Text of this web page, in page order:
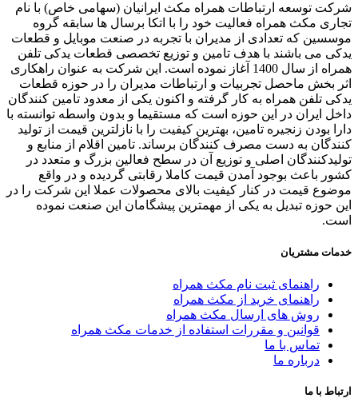
توسعه ارتباطات همراه مکث ایرانیان (سهامی خاص) با نام
مکث همراه فعالیت خود را با اتکا برسال ها سابقه گروه
که تعدادی از مدیران با تجربه در صنعت موبایل و قطعات
می باشند با هدف تامین و توزیع تخصصی قطعات یدکی تلفن
همراه از سال 1400 آغاز نموده است. این شرکت به عنوان راهکاری
بخش ماحصل تجربیات و ارتباطات مدیران را در حوزه قطعات
تلفن همراه به کار گرفته و اکنون یکی از معدود تامین کنندگان
ایران در این حوزه است که مستقیما و بدون واسطه توانسته با
بودن زنجیره تامین، بهترین کیفیت را با نازلترین قیمت از تولید
به دست مصرف کنندگان برساند. تامین اقلام از منابع و
اصلی و توزیع آن در سطح فعالین بزرگ و متعدد در
باعث بوجود آمدن قیمت کاملا رقابتی گردیده و در واقع
قیمت در کنار کیفیت بالای محصولات عملا این شرکت را در
حوزه تبدیل به یکی از مهمترین پیشگامان این صنعت نموده
مشتریان
راهنمای ثبت نام مکث همراه
راهنمای خرید از مکث همراه
روش های ارسال مکث همراه
قوانین و مقررات استفاده از خدمات مکث همراه
تماس با ما
درباره ما
با ما